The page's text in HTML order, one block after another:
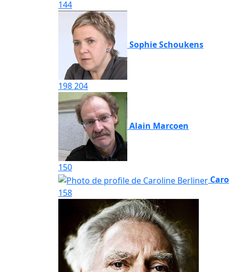
144
Sophie Schoukens
198204
Alain Marcoen
150
158